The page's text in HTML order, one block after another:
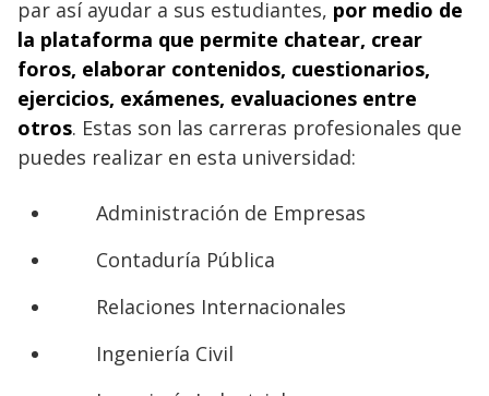
par así ayudar a sus estudiantes, por medio de
la plataforma que permite chatear, crear
foros, elaborar contenidos, cuestionarios,
ejercicios, exámenes, evaluaciones entre
otros. Estas son las carreras profesionales que
puedes realizar en esta universidad:
Administración de Empresas
Contaduría Pública
Relaciones Internacionales
Ingeniería Civil